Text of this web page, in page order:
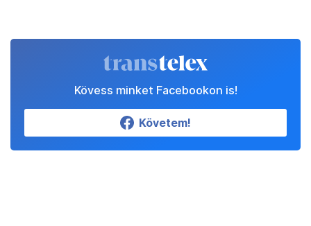
Kövess minket Facebookon is!
Követem!